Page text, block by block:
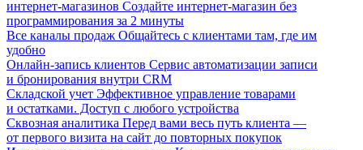
интернет-магазинов Создайте интернет-магазин без
программирования за 2 минуты
Все каналы продаж Общайтесь с клиентами там, где им
удобно
Онлайн-запись клиентов Сервис автоматизации записи
и бронирования внутри CRM
Складской учет Эффективное управление товарами
и остатками. Доступ с любого устройства
Сквозная аналитика Перед вами весь путь клиента —
от первого визита на сайт до повторных покупок